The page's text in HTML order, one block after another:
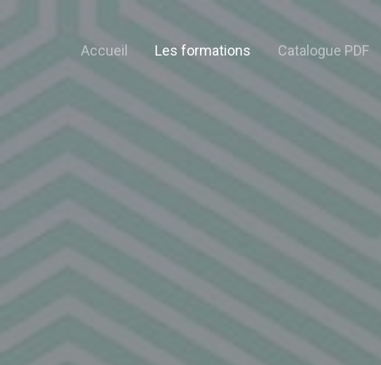
Accueil Les formations Catalogue PDF